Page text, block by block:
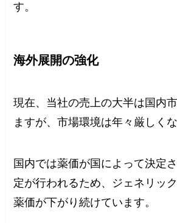
す。
海外展開の強化
現在、当社の売上の大半は国内
ますが、市場環境は年々厳しく
国内では薬価が国によって決定
定が行われるため、ジェネリッ
薬価が下がり続けています。